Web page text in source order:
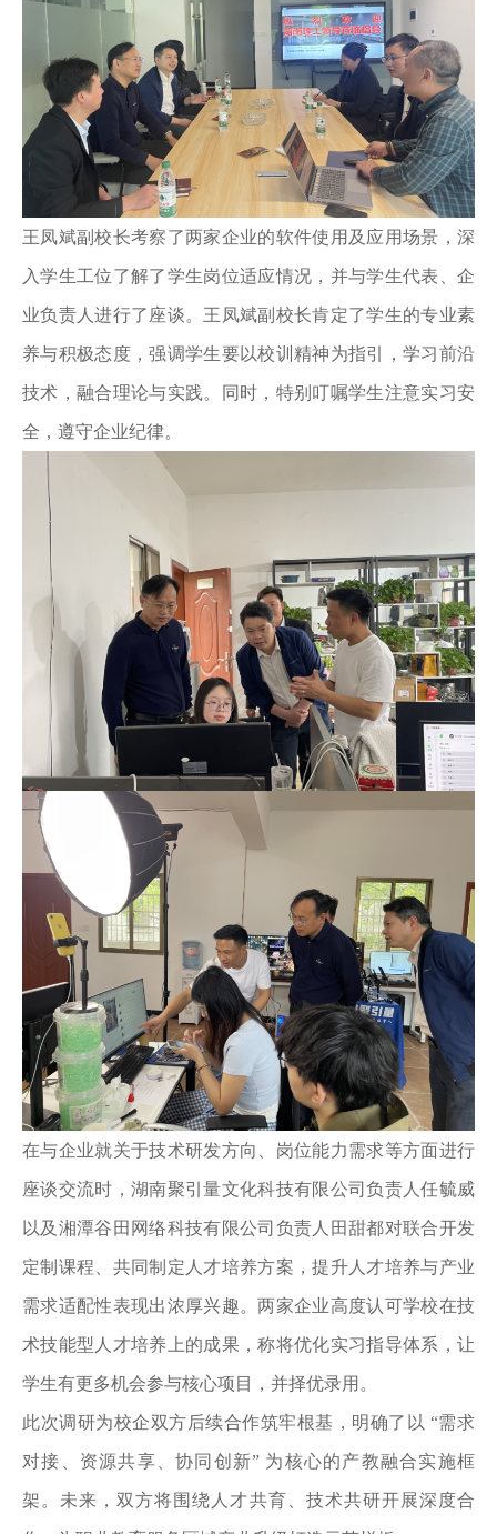
王凤斌副校长考察了两家企业的软件使用及应用场景，深
入学生工位了解了学生岗位适应情况，并与学生代表、企
业负责人进行了座谈。王凤斌副校长肯定了学生的专业素
养与积极态度，强调学生要以校训精神为指引，学习前沿
技术，融合理论与实践。同时，特别叮嘱学生注意实习安
全，遵守企业纪律。
在与企业就关于技术研发方向、岗位能力需求等方面进行
座谈交流时，湖南聚引量文化科技有限公司负责人任毓威
以及湘潭谷田网络科技有限公司负责人田甜都对联合开发
定制课程、共同制定人才培养方案，提升人才培养与产业
需求适配性表现出浓厚兴趣。两家企业高度认可学校在技
术技能型人才培养上的成果，称将优化实习指导体系，让
学生有更多机会参与核心项目，并择优录用。
此次调研为校企双方后续合作筑牢根基，明确了以 “需求
对接、资源共享、协同创新” 为核心的产教融合实施框
架。未来，双方将围绕人才共育、技术共研开展深度合